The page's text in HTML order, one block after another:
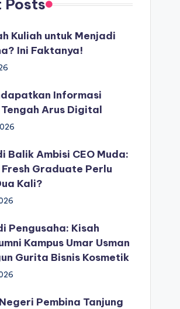
Posts
Kuliah untuk Menjadi
Ini Faktanya!
Informasi
Arus Digital
Balik Ambisi CEO Muda:
Graduate Perlu
Kali?
Pengusaha: Kisah
Kampus Umar Usman
Gurita Bisnis Kosmetik
Pembina Tanjung